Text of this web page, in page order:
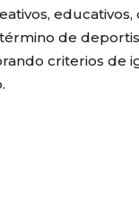
de
criterios de